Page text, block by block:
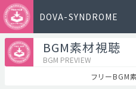
DOVA-SYNDROME
BGM素材視聴
BGM PREVIEW
フリーBGM